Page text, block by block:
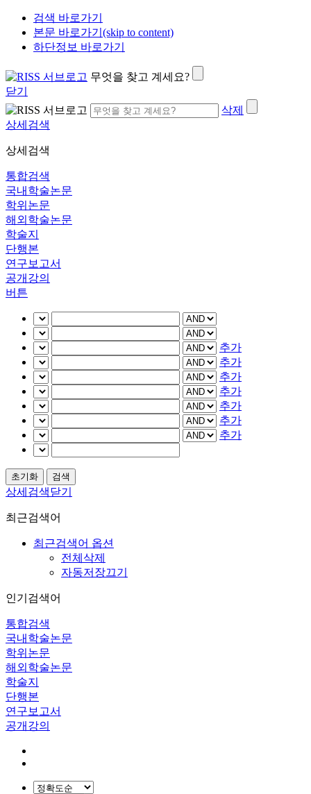
검색 바로가기
본문 바로가기(skip to content)
하단정보 바로가기
무엇을 찾고 계세요?
닫기
삭제
상세검색
상세검색
통합검색
국내학술논문
학위논문
해외학술논문
학술지
단행본
연구보고서
공개강의
버튼
추가
추가
추가
추가
추가
추가
추가
상세검색닫기
최근검색어
최근검색어 옵션
전체삭제
자동저장끄기
인기검색어
통합검색
국내학술논문
학위논문
해외학술논문
학술지
단행본
연구보고서
공개강의